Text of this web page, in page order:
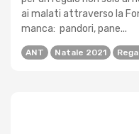
ai malati attraverso la
manca: pandori, pane...
ANT Natale 2021